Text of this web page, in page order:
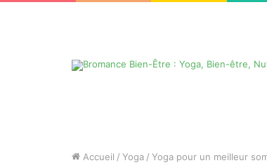
Accueil / Yoga / Yoga pour un meilleur